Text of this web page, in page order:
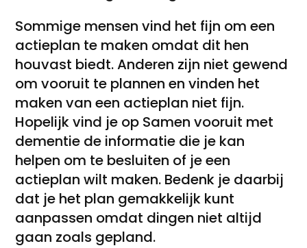
Sommige mensen vind het fijn om een
actieplan te maken omdat dit hen
houvast biedt. Anderen zijn niet gewend
om vooruit te plannen en vinden het
maken van een actieplan niet fijn.
Hopelijk vind je op Samen vooruit met
dementie de informatie die je kan
helpen om te besluiten of je een
actieplan wilt maken. Bedenk je daarbij
dat je het plan gemakkelijk kunt
aanpassen omdat dingen niet altijd
gaan zoals gepland.